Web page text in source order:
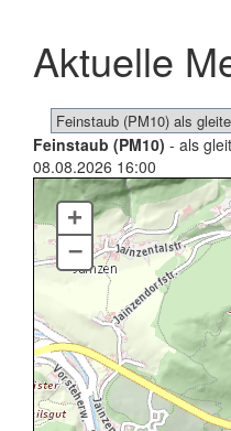
Aktuelle
Feinstaub (PM10) - als
08.08.2026 16:00
+
–